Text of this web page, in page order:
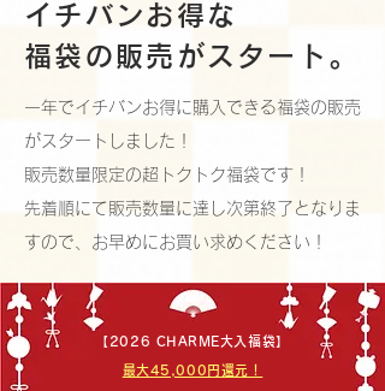
イチバンお得な
​福袋の販売がスタート。
一年でイチバンお得に購入できる福袋の販売
がスタートしました！
販売数量限定の超トクトク福袋です！
先着順にて販売数量に達し次第終了となりま
すので、お早めにお買い求めください！
【2026 CHARME大入福袋】
最大45,000円還元！